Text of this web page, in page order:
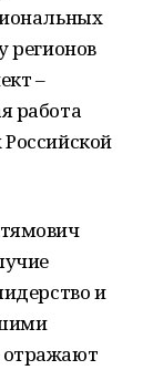
регионов
–
работа
и
отражают